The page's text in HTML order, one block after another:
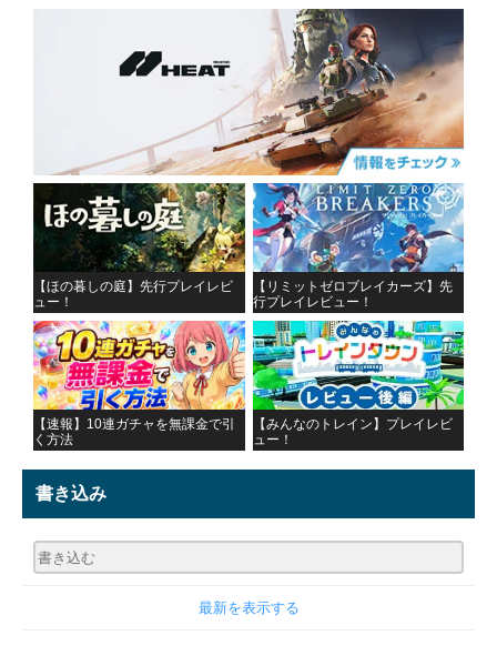
【ほの暮しの庭】先行プレイレビ
ュー！
【リミットゼロブレイカーズ】先
行プレイレビュー！
【速報】10連ガチャを無課金で引
く方法
【みんなのトレイン】プレイレビ
ュー！
書き込み
最新を表示する